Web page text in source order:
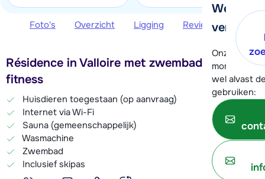
We
verder!
Onze
moment
wel alvast
gebruiken:
Foto's Overzicht Ligging Reviews
Résidence in Valloire met zwembad, sauna en
fitness
Huisdieren toegestaan (op aanvraag)
Internet via Wi-Fi
Sauna (gemeenschappelijk)
Wasmachine
Zwembad
Inclusief skipas